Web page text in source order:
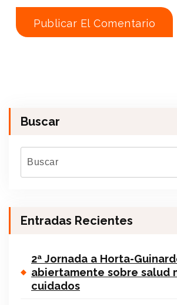
Buscar
Entradas Recientes
2ª Jornada a Horta-
abiertamente sobre salud
cuidados